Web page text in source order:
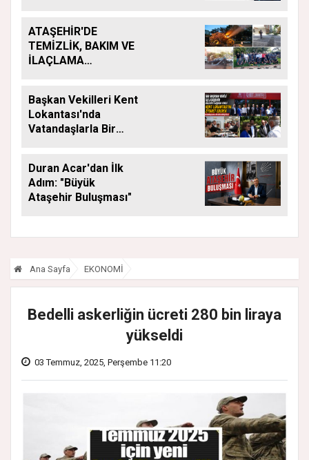
ATAŞEHİR'DE
TEMİZLİK, BAKIM VE
İLAÇLAMA
Başkan Vekilleri Kent
Lokantası'nda
Vatandaşlarla Bir
Duran Acar'dan İlk
Adım: "Büyük
Ataşehir Buluşması"
Ana Sayfa EKONOMİ
Bedelli askerliğin ücreti 280 bin liraya
yükseldi
03 Temmuz, 2025, Perşembe 11:20